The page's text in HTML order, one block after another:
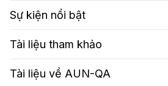
Sự kiện nổi bật
Tài liệu tham khảo
Tài liệu về AUN-QA